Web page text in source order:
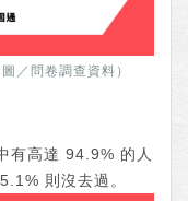
／問卷調查資料）
有高達 94.9% 的人
則沒去過。